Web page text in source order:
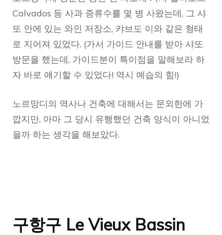
Calvados 등 사과 증류수를 몇 병 사왔는데, 그 샤
또 안에 있는 와인 저장소, 캬브도 이와 같은 형태
로 지어져 있었다. (가서 가이드 안내를 받아 샤또
방문을 했는데, 가이드분이 특이점을 말해보라 하
자 바로 얘기할 수 있었다! 역시 예습의 힘!)
노르망디의 역사나 건축에 대해서는 문외한에 가
깝지만, 아마 그 당시 유행했던 건축 양식이 아니었
을까 하는 생각을 해보았다.
구항구 Le Vieux Bassin